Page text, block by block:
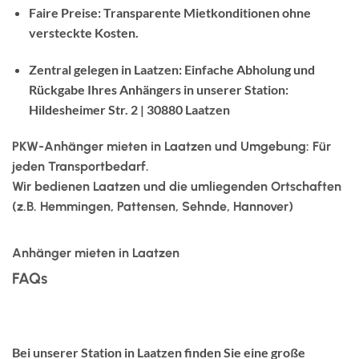
Faire Preise: Transparente Mietkonditionen ohne
versteckte Kosten.
Zentral gelegen in Laatzen: Einfache Abholung und
Rückgabe Ihres Anhängers in unserer Station:
Hildesheimer Str. 2 | 30880 Laatzen
PKW-Anhänger mieten in Laatzen und Umgebung: Für
jeden Transportbedarf.
Wir bedienen Laatzen und die umliegenden Ortschaften
(z.B. Hemmingen, Pattensen, Sehnde, Hannover)
Anhänger mieten in Laatzen
FAQs
Bei unserer Station in Laatzen finden Sie eine große